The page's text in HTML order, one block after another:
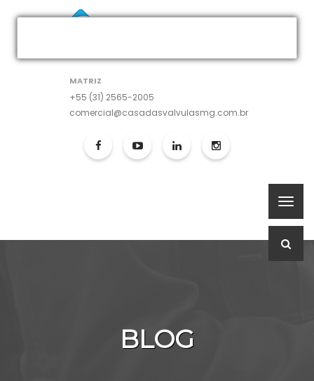
MATRIZ
+55 (31) 2565-2005
comercial@casadasvalvulasmg.com.br
BLOG